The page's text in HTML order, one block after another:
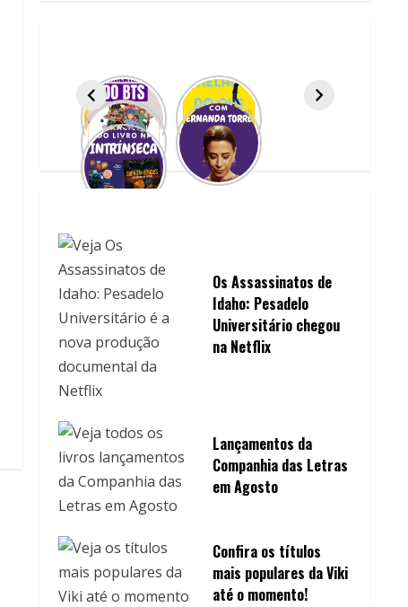
Os Assassinatos de
Idaho: Pesadelo
Universitário chegou
na Netflix
Lançamentos da
Companhia das Letras
em Agosto
Confira os títulos
mais populares da Viki
até o momento!